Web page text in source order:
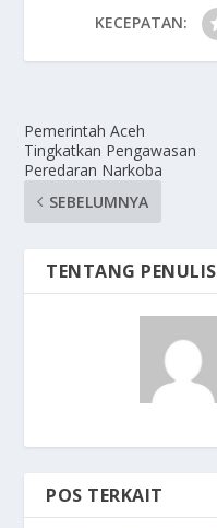
KECEPATAN:
Pemerintah Aceh
Tingkatkan Pengawasan
Peredaran Narkoba
SEBELUMNYA
TENTANG PENULIS
POS TERKAIT